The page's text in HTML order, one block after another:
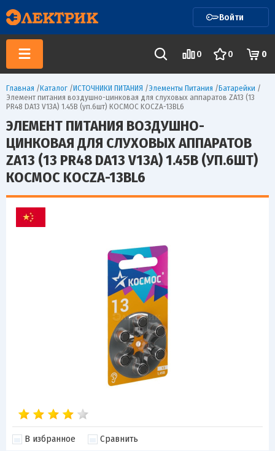
Войти
0 0 0
Главная /Каталог /ИСТОЧНИКИ ПИТАНИЯ /Элементы Питания /Батарейки /
Элемент питания воздушно-цинковая для слуховых аппаратов ZA13 (13
PR48 DA13 V13A) 1.45В (уп.6шт) КОСМОС KOCZA-13BL6
ЭЛЕМЕНТ ПИТАНИЯ ВОЗДУШНО-
ЦИНКОВАЯ ДЛЯ СЛУХОВЫХ АППАРАТОВ
ZA13 (13 PR48 DA13 V13A) 1.45В (УП.6ШТ)
КОСМОС KOCZA-13BL6
В избранное Сравнить